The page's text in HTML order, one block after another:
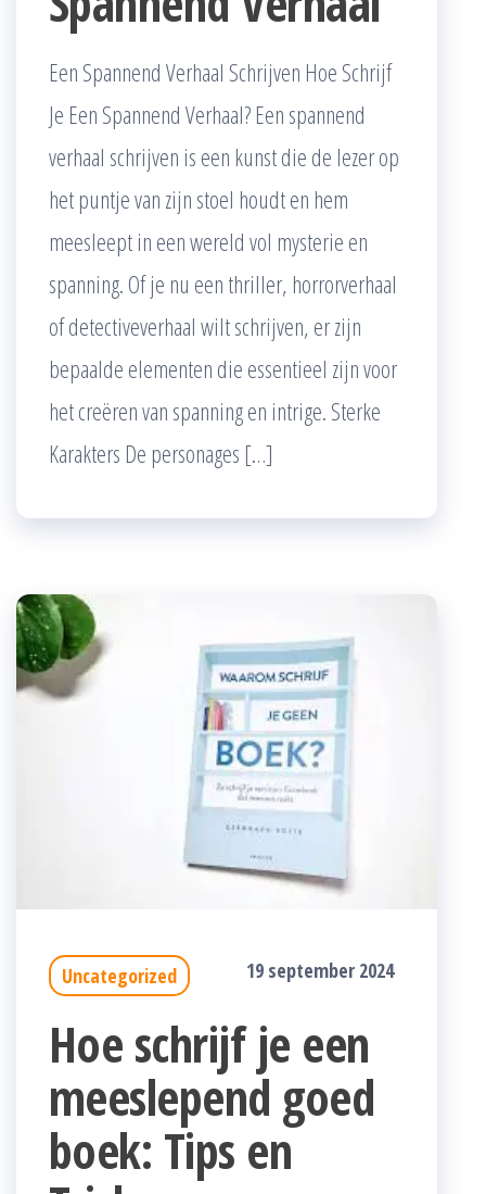
Een Spannend Verhaal Schrijven Hoe Schrijf
Je Een Spannend Verhaal? Een spannend
verhaal schrijven is een kunst die de lezer op
het puntje van zijn stoel houdt en hem
meesleept in een wereld vol mysterie en
spanning. Of je nu een thriller, horrorverhaal
of detectiveverhaal wilt schrijven, er zijn
bepaalde elementen die essentieel zijn voor
het creëren van spanning en intrige. Sterke
Karakters De personages […]
Uncategorized 19 september 2024
Hoe schrijf je een
meeslepend goed
boek: Tips en